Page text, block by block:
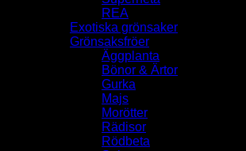
REA
Exotiska grönsaker
Grönsaksfröer
Äggplanta
Bönor & Ärtor
Gurka
Majs
Morötter
Rädisor
Rödbeta